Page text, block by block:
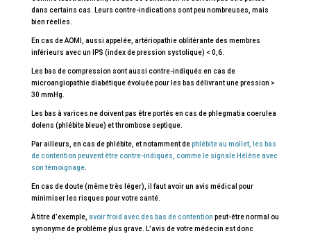
dans certains cas. Leurs contre-indications sont peu nombreuses, mais
bien réelles.
En cas de AOMI, aussi appelée, artériopathie oblitérante des membres
inférieurs avec un IPS (index de pression systolique) < 0,6.
Les bas de compression sont aussi contre-indiqués en cas de
microangiopathie diabétique évoluée pour les bas délivrant une pression >
30 mmHg.
Les bas à varices ne doivent pas être portés en cas de phlegmatia coerulea
dolens (phlébite bleue) et thrombose septique.
Par ailleurs, en cas de phlébite, et notamment dephlébite au mollet, les bas
de contention peuvent être contre-indiqués, comme le signale Hélène avec
son témoignage.
En cas de doute (même très léger), il faut avoir un avis médical pour
minimiser les risques pour votre santé.
À titre d’exemple, avoir froid avec des bas de contention peut-être normal ou
synonyme de problème plus grave. L’avis de votre médecin est donc